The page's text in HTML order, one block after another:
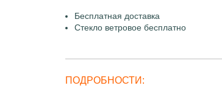
Бесплатная доставка
Стекло ветровое бесплатно
ПОДРОБНОСТИ: